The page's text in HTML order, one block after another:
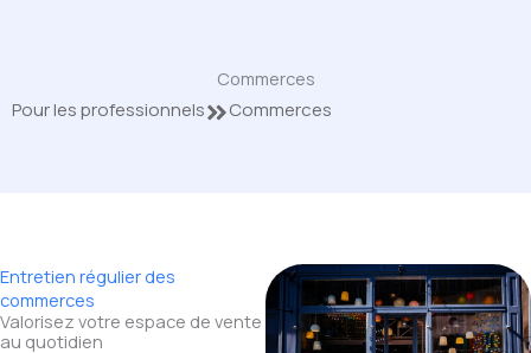
Commerces
Pour les professionnels Commerces
Entretien régulier des
commerces
Valorisez votre espace de vente
au quotidien